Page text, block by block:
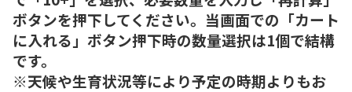
ボタンを押下してください。当画面での「カート
に入れる」ボタン押下時の数量選択は1個で結構
です。
※天候や生育状況等により予定の時期よりもお